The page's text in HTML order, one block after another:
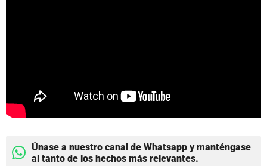
Únase a nuestro canal de Whatsapp y manténgase
al tanto de los hechos más relevantes.